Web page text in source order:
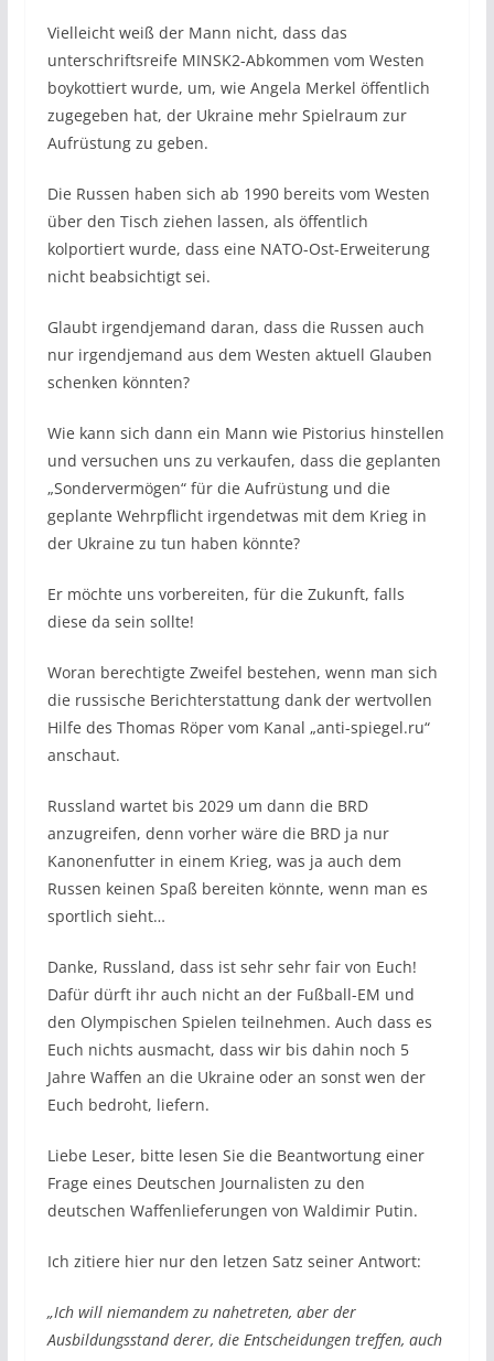
Vielleicht weiß der Mann nicht, dass das
unterschriftsreife MINSK2-Abkommen vom Westen
boykottiert wurde, um, wie Angela Merkel öffentlich
zugegeben hat, der Ukraine mehr Spielraum zur
Aufrüstung zu geben.
Die Russen haben sich ab 1990 bereits vom Westen
über den Tisch ziehen lassen, als öffentlich
kolportiert wurde, dass eine NATO-Ost-Erweiterung
nicht beabsichtigt sei.
Glaubt irgendjemand daran, dass die Russen auch
nur irgendjemand aus dem Westen aktuell Glauben
schenken könnten?
Wie kann sich dann ein Mann wie Pistorius hinstellen
und versuchen uns zu verkaufen, dass die geplanten
„Sondervermögen“ für die Aufrüstung und die
geplante Wehrpflicht irgendetwas mit dem Krieg in
der Ukraine zu tun haben könnte?
Er möchte uns vorbereiten, für die Zukunft, falls
diese da sein sollte!
Woran berechtigte Zweifel bestehen, wenn man sich
die russische Berichterstattung dank der wertvollen
Hilfe des Thomas Röper vom Kanal „anti-spiegel.ru“
anschaut.
Russland wartet bis 2029 um dann die BRD
anzugreifen, denn vorher wäre die BRD ja nur
Kanonenfutter in einem Krieg, was ja auch dem
Russen keinen Spaß bereiten könnte, wenn man es
sportlich sieht…
Danke, Russland, dass ist sehr sehr fair von Euch!
Dafür dürft ihr auch nicht an der Fußball-EM und
den Olympischen Spielen teilnehmen. Auch dass es
Euch nichts ausmacht, dass wir bis dahin noch 5
Jahre Waffen an die Ukraine oder an sonst wen der
Euch bedroht, liefern.
Liebe Leser, bitte lesen Sie die Beantwortung einer
Frage eines Deutschen Journalisten zu den
deutschen Waffenlieferungen von Waldimir Putin.
Ich zitiere hier nur den letzen Satz seiner Antwort:
„Ich will niemandem zu nahetreten, aber der
Ausbildungsstand derer, die Entscheidungen treffen, auch